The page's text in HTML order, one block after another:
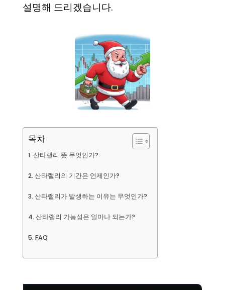
설명해 드리겠습니다.
목차
산타랠리 뜻 무엇인가?
산타랠리의 기간은 언제인가?
산타랠리가 발생하는 이유는 무엇인가?
산타랠리 가능성은 얼마나 되는가?
FAQ